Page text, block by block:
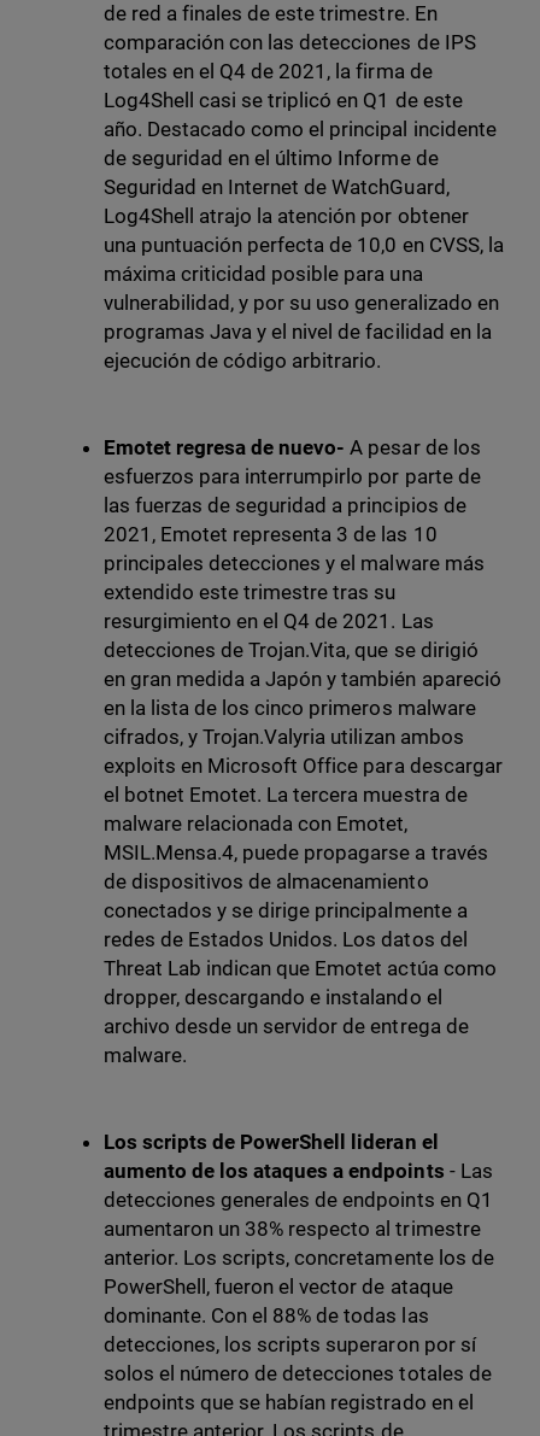
de red a finales de este trimestre. En
comparación con las detecciones de IPS
totales en el Q4 de 2021, la firma de
Log4Shell casi se triplicó en Q1 de este
año. Destacado como el principal incidente
de seguridad en el último Informe de
Seguridad en Internet de WatchGuard,
Log4Shell atrajo la atención por obtener
una puntuación perfecta de 10,0 en CVSS, la
máxima criticidad posible para una
vulnerabilidad, y por su uso generalizado en
programas Java y el nivel de facilidad en la
ejecución de código arbitrario.
Emotet regresa de nuevo- A pesar de los
esfuerzos para interrumpirlo por parte de
las fuerzas de seguridad a principios de
2021, Emotet representa 3 de las 10
principales detecciones y el malware más
extendido este trimestre tras su
resurgimiento en el Q4 de 2021. Las
detecciones de Trojan.Vita, que se dirigió
en gran medida a Japón y también apareció
en la lista de los cinco primeros malware
cifrados, y Trojan.Valyria utilizan ambos
exploits en Microsoft Office para descargar
el botnet Emotet. La tercera muestra de
malware relacionada con Emotet,
MSIL.Mensa.4, puede propagarse a través
de dispositivos de almacenamiento
conectados y se dirige principalmente a
redes de Estados Unidos. Los datos del
Threat Lab indican que Emotet actúa como
dropper, descargando e instalando el
archivo desde un servidor de entrega de
malware.
Los scripts de PowerShell lideran el
aumento de los ataques a endpoints - Las
detecciones generales de endpoints en Q1
aumentaron un 38% respecto al trimestre
anterior. Los scripts, concretamente los de
PowerShell, fueron el vector de ataque
dominante. Con el 88% de todas las
detecciones, los scripts superaron por sí
solos el número de detecciones totales de
endpoints que se habían registrado en el